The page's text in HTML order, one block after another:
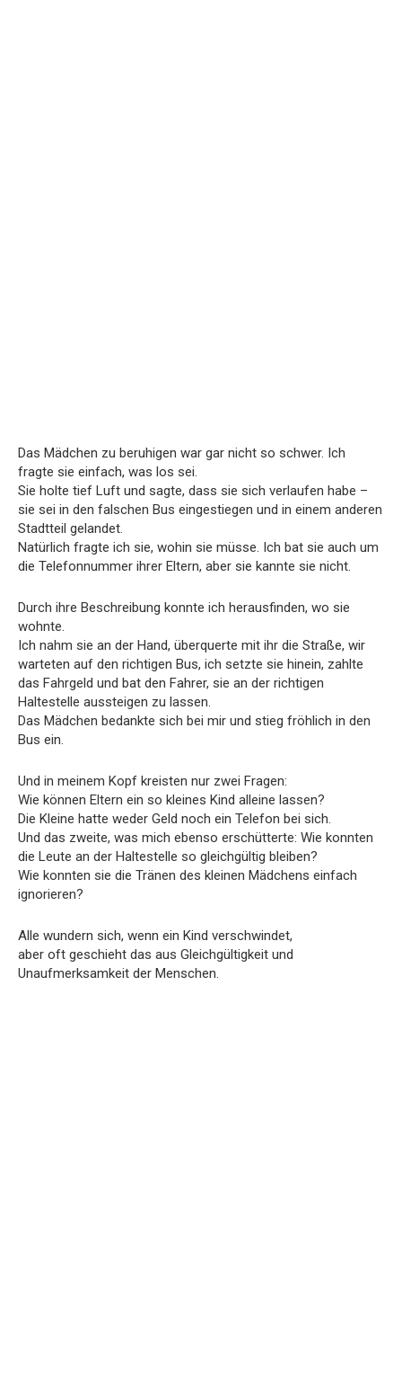
Das Mädchen zu beruhigen war gar nicht so schwer. Ich
fragte sie einfach, was los sei.
Sie holte tief Luft und sagte, dass sie sich verlaufen habe –
sie sei in den falschen Bus eingestiegen und in einem anderen
Stadtteil gelandet.
Natürlich fragte ich sie, wohin sie müsse. Ich bat sie auch um
die Telefonnummer ihrer Eltern, aber sie kannte sie nicht.
Durch ihre Beschreibung konnte ich herausfinden, wo sie
wohnte.
Ich nahm sie an der Hand, überquerte mit ihr die Straße, wir
warteten auf den richtigen Bus, ich setzte sie hinein, zahlte
das Fahrgeld und bat den Fahrer, sie an der richtigen
Haltestelle aussteigen zu lassen.
Das Mädchen bedankte sich bei mir und stieg fröhlich in den
Bus ein.
Und in meinem Kopf kreisten nur zwei Fragen:
Wie können Eltern ein so kleines Kind alleine lassen?
Die Kleine hatte weder Geld noch ein Telefon bei sich.
Und das zweite, was mich ebenso erschütterte: Wie konnten
die Leute an der Haltestelle so gleichgültig bleiben?
Wie konnten sie die Tränen des kleinen Mädchens einfach
ignorieren?
Alle wundern sich, wenn ein Kind verschwindet,
aber oft geschieht das aus Gleichgültigkeit und
Unaufmerksamkeit der Menschen.